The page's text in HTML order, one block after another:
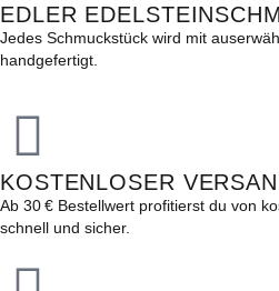
EDLER
Jedes Schmuckstück wird mit
handgefertigt.
KOSTENLOSER
Ab 30 € Bestellwert profitierst du von
schnell und sicher.